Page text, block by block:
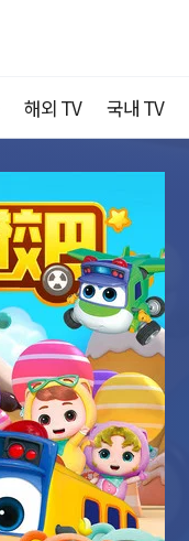
해외 TV 국내 TV